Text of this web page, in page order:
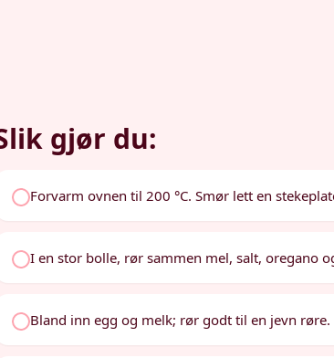
gjør du:
Forvarm ovnen til 200 °C. Smør lett en
I en stor bolle, rør sammen mel, salt, oregano
Bland inn egg og melk; rør godt til en jevn røre.